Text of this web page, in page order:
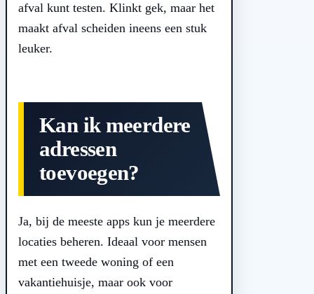
afval kunt testen. Klinkt gek, maar het
maakt afval scheiden ineens een stuk
leuker.
Kan ik meerdere
adressen
toevoegen?
Ja, bij de meeste apps kun je meerdere
locaties beheren. Ideaal voor mensen
met een tweede woning of een
vakantiehuisje, maar ook voor